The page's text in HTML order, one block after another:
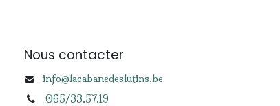
Nous contacter
info@lacabanedeslutins.be
065/33.57.19